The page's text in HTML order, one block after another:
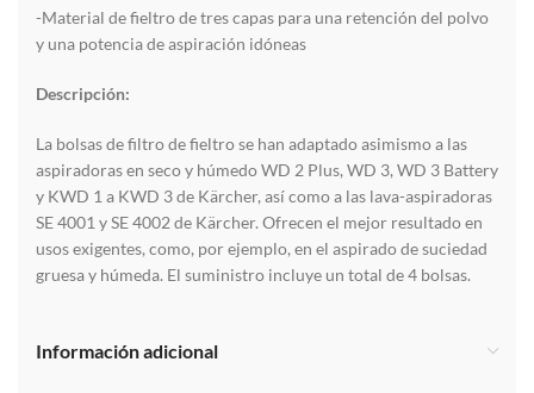
-Material de fieltro de tres capas para una retención del polvo
y una potencia de aspiración idóneas
Descripción:
La bolsas de filtro de fieltro se han adaptado asimismo a las
aspiradoras en seco y húmedo WD 2 Plus, WD 3, WD 3 Battery
y KWD 1 a KWD 3 de Kärcher, así como a las lava-aspiradoras
SE 4001 y SE 4002 de Kärcher. Ofrecen el mejor resultado en
usos exigentes, como, por ejemplo, en el aspirado de suciedad
gruesa y húmeda. El suministro incluye un total de 4 bolsas.
Información adicional